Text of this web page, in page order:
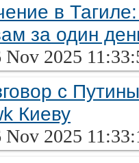
в
за один
2025
с
Киеву
2025